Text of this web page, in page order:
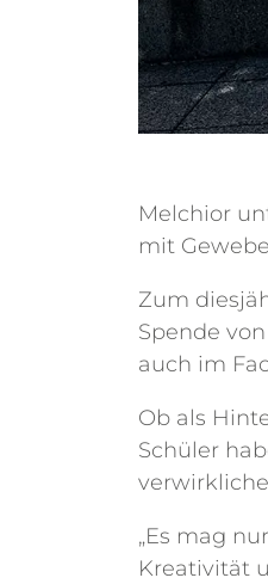
Melchior
mit
Zum
Spende
auch im
Ob als
Schüler
„Es mag
Kreativität